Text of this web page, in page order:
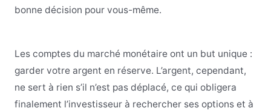
bonne décision pour vous-même.
Les comptes du marché monétaire ont un but unique :
garder votre argent en réserve. L’argent, cependant,
ne sert à rien s’il n’est pas déplacé, ce qui obligera
finalement l’investisseur à rechercher ses options et à